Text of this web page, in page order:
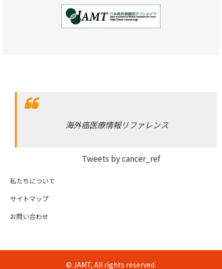
海外癌医療情報リファレンス
Tweets by cancer_ref
私たちについて
サイトマップ
お問い合わせ
© JAMT, All rights reserved.